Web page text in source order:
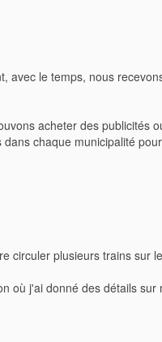
avec le temps, nous
acheter des publicités
chaque municipalité
circuler plusieurs trains sur
où j'ai donné des détails sur